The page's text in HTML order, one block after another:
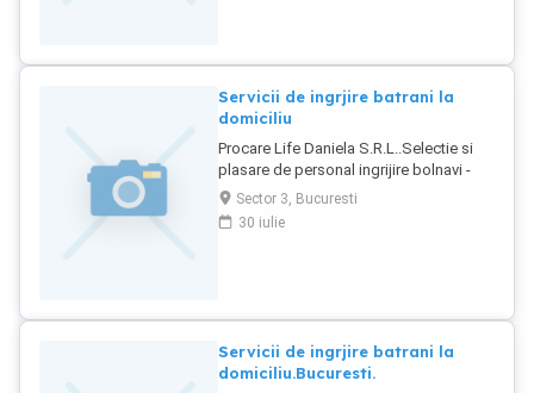
Servicii de ingrjire batrani la
domiciliu
Procare Life Daniela S.R.L..Selectie si
plasare de personal ingrijire bolnavi -
batrani la domiciliu.
Sector 3, Bucuresti
30 iulie
Servicii de ingrjire batrani la
domiciliu.Bucuresti.